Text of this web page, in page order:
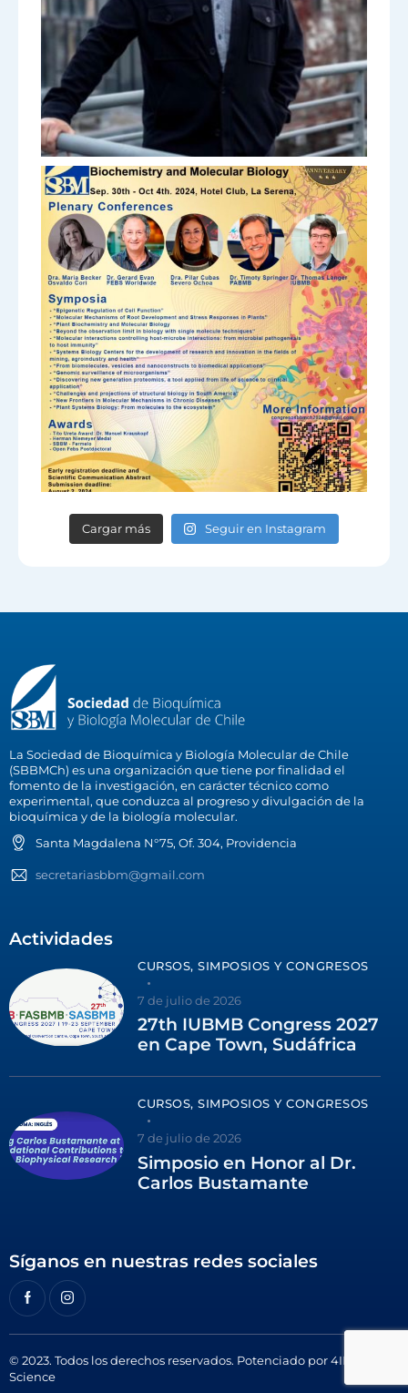
Cargar más Seguir en Instagram
La Sociedad de Bioquímica y Biología Molecular de Chile
(SBBMCh) es una organización que tiene por finalidad el
fomento de la investigación, en carácter técnico como
experimental, que conduzca al progreso y divulgación de la
bioquímica y de la biología molecular.
Santa Magdalena N°75, Of. 304, Providencia
secretariasbbm@gmail.com
Actividades
CURSOS, SIMPOSIOS Y CONGRESOS
7 de julio de 2026
27th IUBMB Congress 2027
en Cape Town, Sudáfrica
CURSOS, SIMPOSIOS Y CONGRESOS
7 de julio de 2026
Simposio en Honor al Dr.
Carlos Bustamante
Síganos en nuestras redes sociales
© 2023. Todos los derechos reservados. Potenciado por4ID
Science